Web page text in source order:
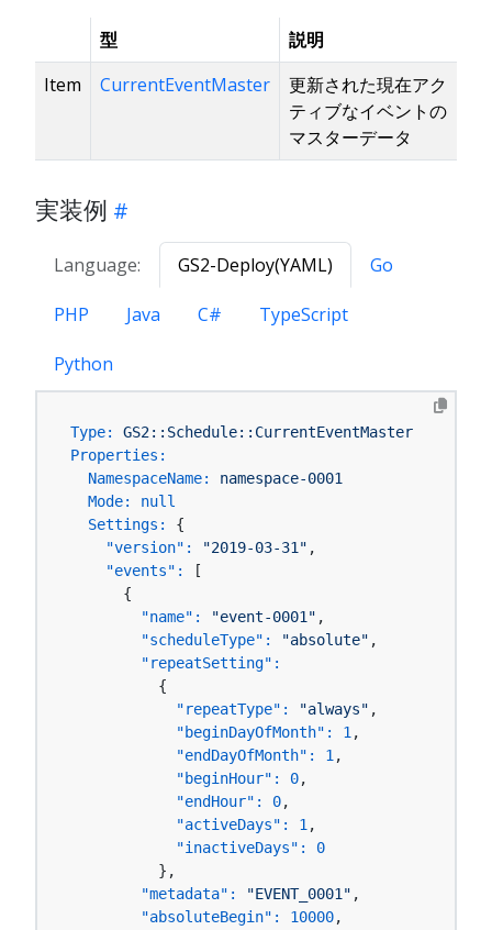
型
説明
Item
CurrentEventMaster
更新された現在アク
ティブなイベントの
マスターデータ
実装例
Language: GS2-Deploy(YAML) Go
PHP Java C# TypeScript
Python
Type:
GS2::Schedule::CurrentEventMaster
Properties:
NamespaceName:
namespace-0001
Mode:
null
Settings:
{
"version":
"2019-03-31" ,
"events":
[
      {
"name":
"event-0001" ,
"scheduleType":
"absolute" ,
"repeatSetting":
          {
"repeatType":
"always" ,
"beginDayOfMonth":
1 ,
"endDayOfMonth":
1 ,
"beginHour":
0,
"endHour":
0,
"activeDays":
1 ,
"inactiveDays":
0
          },
"metadata":
"EVENT_0001" ,
"absoluteBegin":
10000,